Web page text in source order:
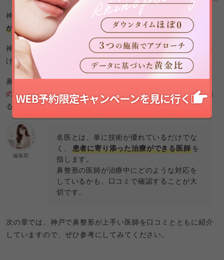
神戸の鼻整形の名医・上手い先生の特徴2つ目は、
が良いこと
が挙げられます。
神戸で鼻整形を検討している方にとって、口コミは名医を見分
ける重要な指標の一つです。
鼻整形の口コミでは、「ダウンタイム期間・医師やクリニック
の評判・術後の仕上がり満足度
」などの細かい情報を事前に知
ることができます。
編集部
名医とは、単に技術が優れているだけでな
く、
患者に寄り添った治療ができる医師を
指します。
鼻整形の医師が治療中にどのような対応を
しているかも、口コミで確認することが大
切です。
次の章では、神戸で鼻整形が上手い医師を口コミとともに紹介
していますので、ぜひ参考にしてみてください。